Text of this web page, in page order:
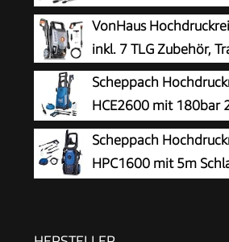
Schaumdüse für gut
Schaum und höchste
HomeKit, gelb
VonHaus
inkl. 7 TLG Zubehör,
Scheppach
HCE2600 mit 180bar
Hochdruckschlauch
Scheppach
HPC1600 mit 5m
Aluminiumpumpe,